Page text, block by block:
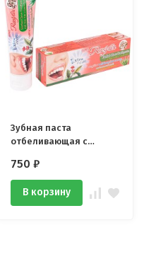
Зубная паста
отбеливающая с
гуавой ISME 100 гр
750 ₽
В корзину